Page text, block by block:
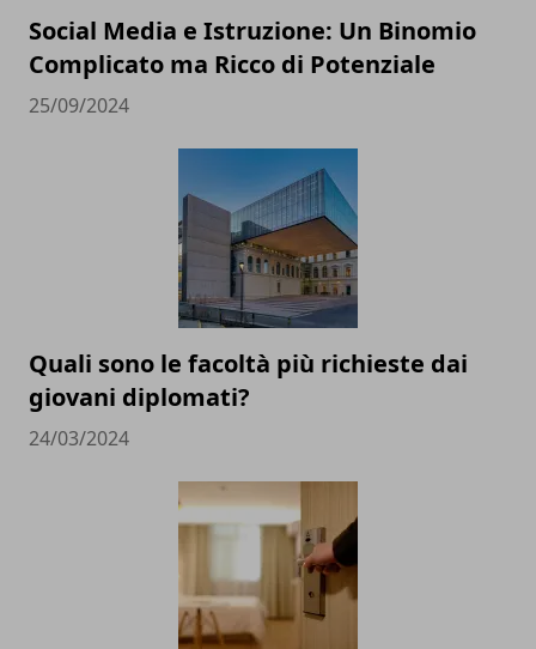
Social Media e Istruzione: Un Binomio
Complicato ma Ricco di Potenziale
25/09/2024
Quali sono le facoltà più richieste dai
giovani diplomati?
24/03/2024